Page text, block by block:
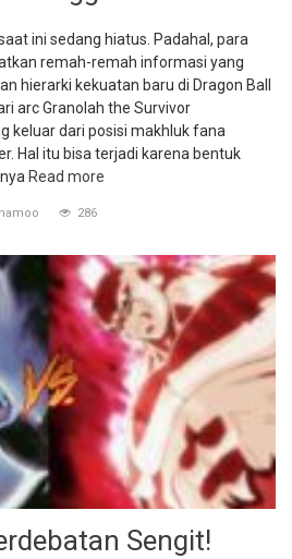
ini sedang hiatus. Padahal, para
remah-remah informasi yang
hierarki kekuatan baru di Dragon Ball
arc Granolah the Survivor
keluar dari posisi makhluk fana
Hal itu bisa terjadi karena bentuk
Read more
286
Sengit!